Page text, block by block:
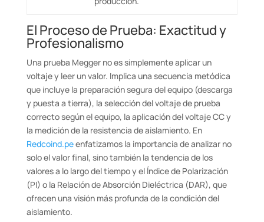
El Proceso de Prueba: Exactitud y
Profesionalismo
Una prueba Megger no es simplemente aplicar un
voltaje y leer un valor. Implica una secuencia metódica
que incluye la preparación segura del equipo (descarga
y puesta a tierra), la selección del voltaje de prueba
correcto según el equipo, la aplicación del voltaje CC y
la medición de la resistencia de aislamiento. En
Redcoind.peenfatizamos la importancia de analizar no
solo el valor final, sino también la tendencia de los
valores a lo largo del tiempo y el Índice de Polarización
(PI) o la Relación de Absorción Dieléctrica (DAR), que
ofrecen una visión más profunda de la condición del
aislamiento.